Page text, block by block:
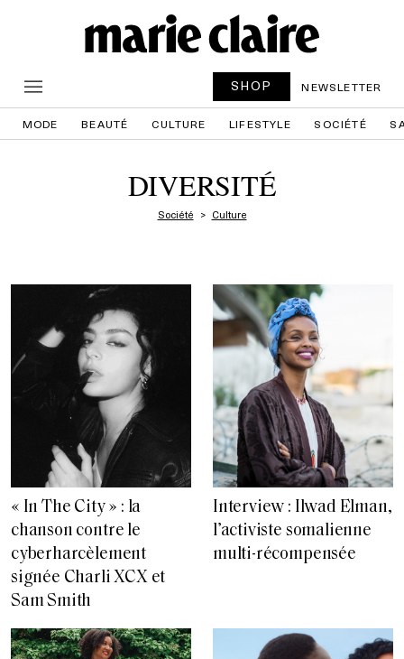
SHOP NEWSLETTER
MODE BEAUTÉ CULTURE LIFESTYLE SOCIÉTÉ
DIVERSITÉ
Société Culture
« In The City » : la
chanson contre le
cyberharcèlement
signée Charli XCX et
Sam Smith
Interview : Ilwad Elman,
l’activiste somalienne
multi-récompensée